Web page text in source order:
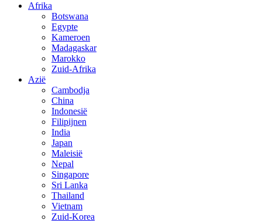
Afrika
Botswana
Egypte
Kameroen
Madagaskar
Marokko
Zuid-Afrika
Azië
Cambodja
China
Indonesië
Filipijnen
India
Japan
Maleisië
Nepal
Singapore
Sri Lanka
Thailand
Vietnam
Zuid-Korea